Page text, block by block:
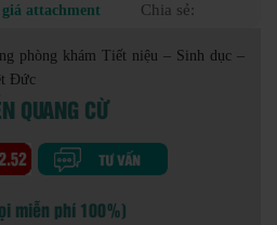
attachment Chia sẻ:
phòng khám Tiết niệu – Sinh dục –
Đức
QUANG CỪ
miễn phí 100%)